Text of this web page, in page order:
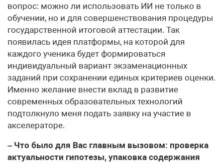
вопрос: можно ли использовать ИИ не только в
обучении, но и для совершенствования процедуры
государственной итоговой аттестации. Так
появилась идея платформы, на которой для
каждого ученика будет формироваться
индивидуальный вариант экзаменационных
заданий при сохранении единых критериев оценки.
Именно желание внести вклад в развитие
современных образовательных технологий
подтолкнуло меня подать заявку на участие в
акселераторе.
– Что было для Вас главным вызовом: проверка
актуальности гипотезы, упаковка содержания